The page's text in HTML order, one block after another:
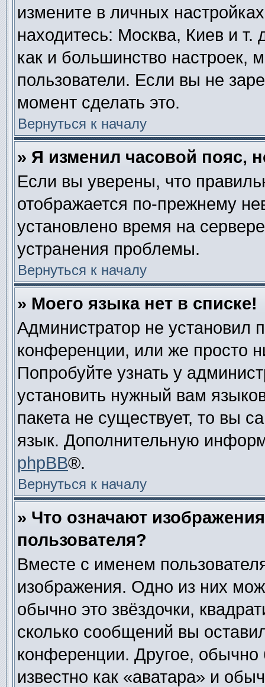
измените в личных
находитесь: Москва, Киев и т.
как и большинство настроек,
пользователи. Если вы не
момент сделать это.
Вернуться к началу
» Я изменил часовой пояс,
Если вы уверены, что
отображается по-прежнему
установлено время на
устранения проблемы.
Вернуться к началу
» Моего языка нет в списке!
Администратор не установил
конференции, или же просто
Попробуйте узнать у
установить нужный вам
пакета не существует, то вы
язык. Дополнительную
phpBB®.
Вернуться к началу
» Что означают
пользователя?
Вместе с именем
изображения. Одно из них
обычно это звёздочки,
сколько сообщений вы
конференции. Другое,
известно как «аватара» и